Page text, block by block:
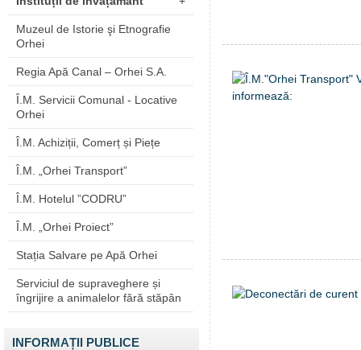
Muzeul de Istorie şi Etnografie
Orhei
Regia Apă Canal – Orhei S.A.
Î.M. Servicii Comunal - Locative
Orhei
Î.M. Achiziții, Comerț și Piețe
Î.M. „Orhei Transport”
Î.M. Hotelul ”CODRU”
Î.M. „Orhei Proiect”
Stația Salvare pe Apă Orhei
Serviciul de supraveghere și
îngrijire a animalelor fără stăpân
INFORMAȚII PUBLICE